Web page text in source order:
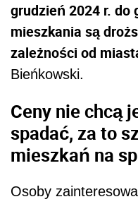
grudzień 2024 r. do
mieszkania są
zależności od
Bieńkowski.
Ceny nie chcą
spadać, za to
mieszkań na
Osoby